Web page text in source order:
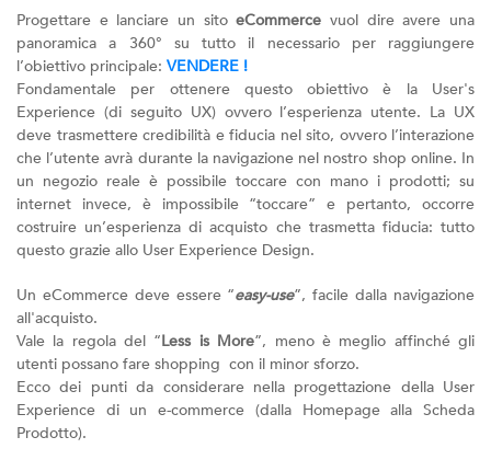
Progettare e lanciare un sitoeCommerce vuol dire avere una
panoramica a 360° su tutto il necessario per raggiungere
l’obiettivo principale: VENDERE !
Fondamentale per ottenere questo obiettivo è la User's
Experience (di seguito UX) ovvero l’esperienza utente. La UX
deve trasmettere credibilità e fiducia nel sito, ovvero l’interazione
che l’utente avrà durante la navigazione nel nostro shop online. In
un negozio reale è possibile toccare con mano i prodotti; su
internet invece, è impossibile “toccare” e pertanto, occorre
costruire un’esperienza di acquisto che trasmetta fiducia: tutto
questo grazie allo User Experience Design.
Un eCommerce deve essere “easy-use”, facile dalla navigazione
all'acquisto.
Vale la regola del “Less is More”, meno è meglio affinché gli
utenti possano fare shopping con il minor sforzo.
Ecco dei punti da considerare nella progettazione della User
Experience di un e-commerce (dalla Homepage alla Scheda
Prodotto).